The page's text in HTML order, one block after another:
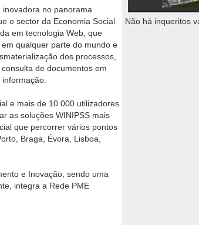
no panorama
o sector da Economia Social
em tecnologia Web, que
qualquer parte do mundo e
dos processos,
de documentos em
e mais de 10.000 utilizadores
as soluções WINIPSS mais
que percorrer vários pontos
Braga, Évora, Lisboa,
e Inovação, sendo uma
integra a Rede PME
Não há inqueritos